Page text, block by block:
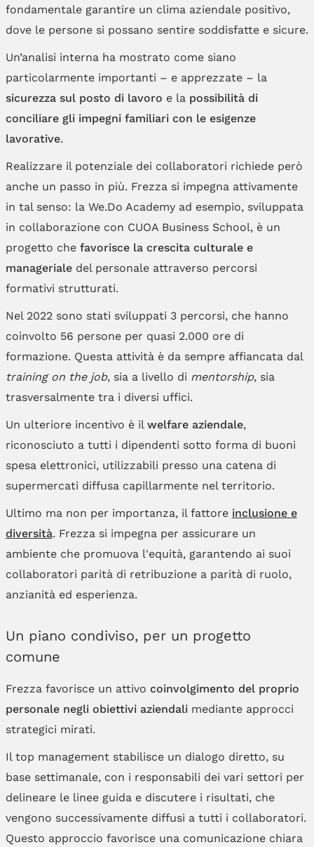
fondamentale garantire un clima aziendale positivo,
dove le persone si possano sentire soddisfatte e sicure.
Un’analisi interna ha mostrato come siano
particolarmente importanti – e apprezzate – la
sicurezza sul posto di lavoro e la possibilità di
conciliare gli impegni familiari con le esigenze
lavorative.
Realizzare il potenziale dei collaboratori richiede però
anche un passo in più. Frezza si impegna attivamente
in tal senso: la We.Do Academy ad esempio, sviluppata
in collaborazione con CUOA Business School, è un
progetto che favorisce la crescita culturale e
managerialedel personale attraverso percorsi
formativi strutturati.
Nel 2022 sono stati sviluppati 3 percorsi, che hanno
coinvolto 56 persone per quasi 2.000 ore di
formazione. Questa attività è da sempre affiancata dal
training on the job, sia a livello di mentorship, sia
trasversalmente tra i diversi uffici.
Un ulteriore incentivo è ilwelfare aziendale,
riconosciuto a tutti i dipendenti sotto forma di buoni
spesa elettronici, utilizzabili presso una catena di
supermercati diffusa capillarmente nel territorio.
Ultimo ma non per importanza, il fattore inclusione e
diversità. Frezza si impegna per assicurare un
ambiente che promuova l'equità, garantendo ai suoi
collaboratori parità di retribuzione a parità di ruolo,
anzianità ed esperienza.
Un piano condiviso, per un progetto
comune
Frezza favorisce un attivo coinvolgimento del proprio
personale negli obiettivi aziendali mediante approcci
strategici mirati.
Il top management stabilisce un dialogo diretto, su
base settimanale, con i responsabili dei vari settori per
delineare le linee guida e discutere i risultati, che
vengono successivamente diffusi a tutti i collaboratori.
Questo approccio favorisce una comunicazione chiara